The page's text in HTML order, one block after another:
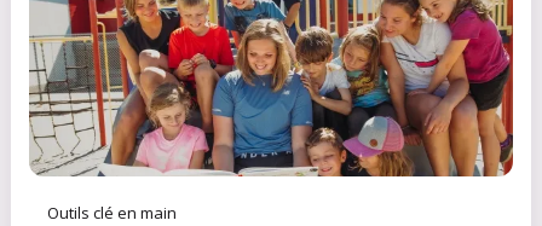
Outils clé en main